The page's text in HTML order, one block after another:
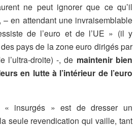
ne peut ignorer que ce qu’il
– en attendant une invraisemblable
de l’euro et de l’UE » (il y
pays de la zone euro dirigés par
l’ultra-droite) -, de maintenir bien
en lutte à l’intérieur de l’euro
insurgés » est de dresser un
seule revendication qui vaille, tant